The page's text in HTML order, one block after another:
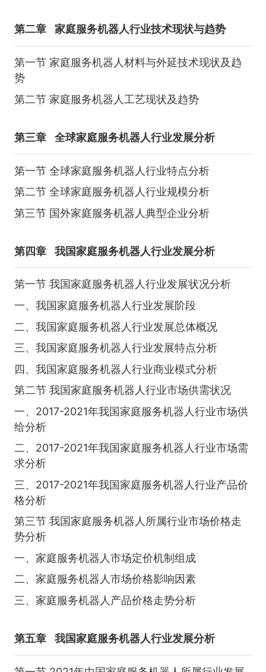
第二章 家庭服务机器人行业技术现状与趋势
第一节 家庭服务机器人材料与外延技术现状及趋
势
第二节 家庭服务机器人工艺现状及趋势
第三章 全球家庭服务机器人行业发展分析
第一节 全球家庭服务机器人行业特点分析
第二节 全球家庭服务机器人行业规模分析
第三节 国外家庭服务机器人典型企业分析
第四章 我国家庭服务机器人行业发展分析
第一节 我国家庭服务机器人行业发展状况分析
一、我国家庭服务机器人行业发展阶段
二、我国家庭服务机器人行业发展总体概况
三、我国家庭服务机器人行业发展特点分析
四、我国家庭服务机器人行业商业模式分析
第二节 我国家庭服务机器人行业市场供需状况
一、2017-2021年我国家庭服务机器人行业市场供
给分析
二、2017-2021年我国家庭服务机器人行业市场需
求分析
三、2017-2021年我国家庭服务机器人行业产品价
格分析
第三节 我国家庭服务机器人所属行业市场价格走
势分析
一、家庭服务机器人市场定价机制组成
二、家庭服务机器人市场价格影响因素
三、家庭服务机器人产品价格走势分析
第五章 我国家庭服务机器人行业发展分析